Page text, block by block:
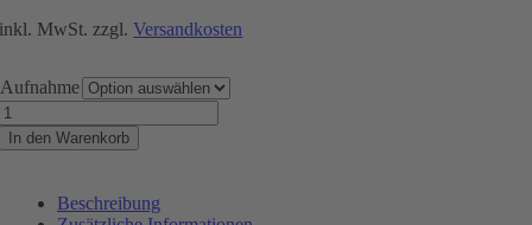
inkl. MwSt. zzgl.Versandkosten
Aufnahme
In den Warenkorb
Beschreibung